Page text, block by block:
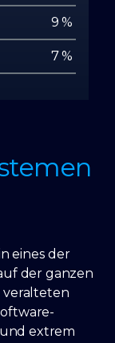
9 %
7 %
eines der
der ganzen
veralteten
extrem